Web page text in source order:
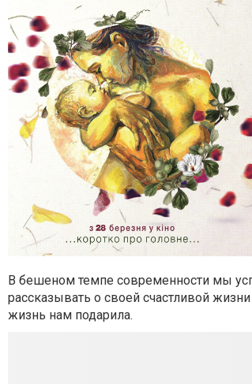
В бешеном темпе современности мы
рассказывать о своей счастливой
жизнь нам подарила.